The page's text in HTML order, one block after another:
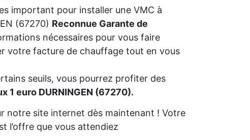
important pour installer une VMC à
(67270) Reconnue Garante de
nécessaires pour vous faire
votre facture de chauffage tout en vous
seuils, vous pourrez profiter des
1 euro DURNINGEN (67270).
notre site internet dès maintenant ! Votre
l’offre que vous attendiez